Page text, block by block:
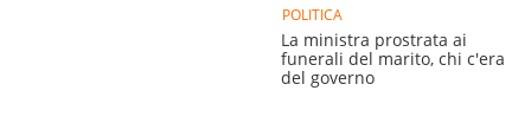
POLITICA
La ministra prostrata ai
funerali del marito, chi c'era
del governo